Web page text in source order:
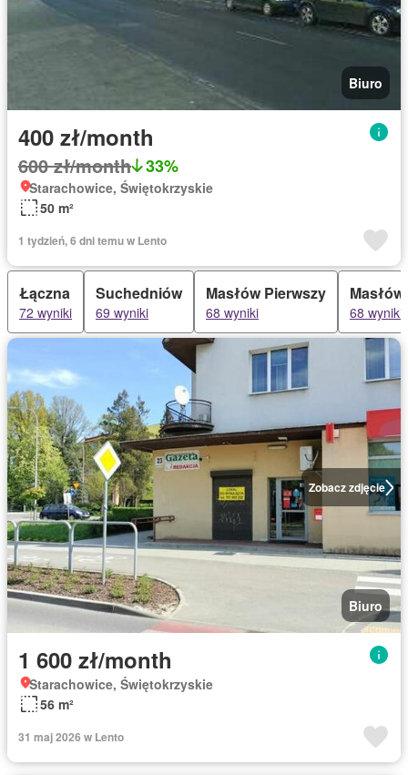
Biuro
400 zł/month
600 zł/month 33%
Starachowice, Świętokrzyskie
50 m²
1 tydzień, 6 dni temu w Lento
Łączna
72 wyniki
Suchedniów
69 wyniki
Masłów Pierwszy
68 wyniki
Masłów
68 wyniki
Zobacz zdjęcie
Biuro
1 600 zł/month
Starachowice, Świętokrzyskie
56 m²
31 maj 2026 w Lento